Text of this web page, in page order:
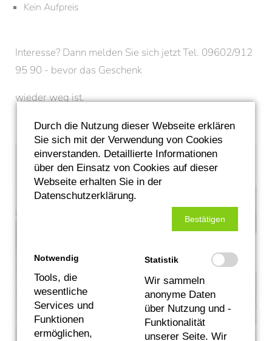
Kein Aufpreis
Interesse? Dann melden Sie sich jetzt Tel. 09602/912
95 90 - bevor das Geschenk
wieder weg ist.
Durch die Nutzung dieser Webseite erklären
Sie sich mit der Verwendung von Cookies
einverstanden. Detaillierte Informationen
über den Einsatz von Cookies auf dieser
Webseite erhalten Sie in der
Datenschutzerklärung.
Bestätigen
Notwendig
Tools, die
wesentliche
Services und
Funktionen
ermöglichen,
Statistik
Wir sammeln
anonyme Daten
über Nutzung und -
Funktionalität
unserer Seite. Wir